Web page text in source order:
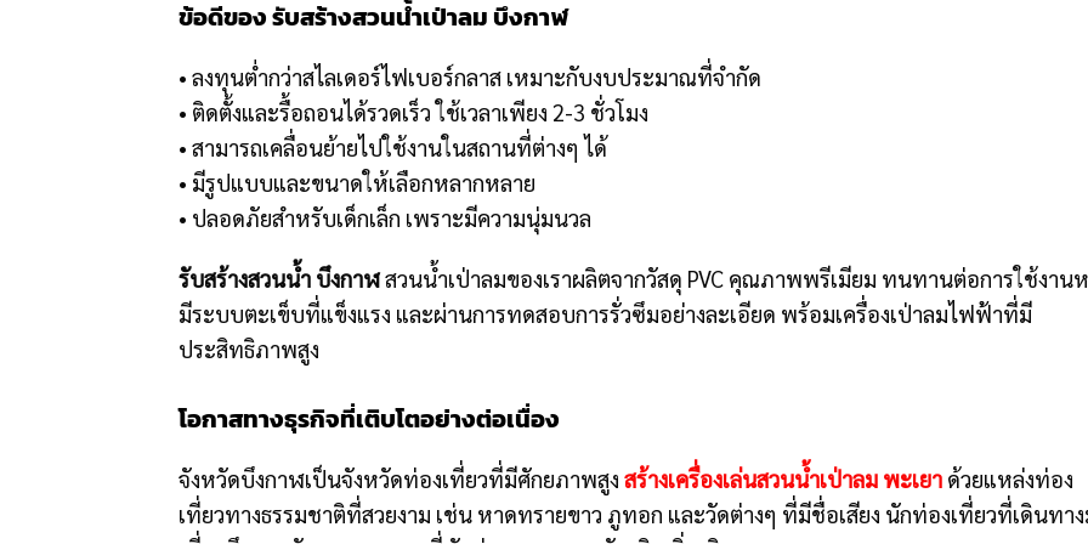
ข้อดีของ รับสร้างสวนน้ำเป่าลม บึงกาฬ
• ลงทุนต่ำกว่าสไลเดอร์ไฟเบอร์กลาส เหมาะกับงบประมาณที่จำกัด
• ติดตั้งและรื้อถอนได้รวดเร็ว ใช้เวลาเพียง 2-3 ชั่วโมง
• สามารถเคลื่อนย้ายไปใช้งานในสถานที่ต่างๆ ได้
• มีรูปแบบและขนาดให้เลือกหลากหลาย
• ปลอดภัยสำหรับเด็กเล็ก เพราะมีความนุ่มนวล
รับสร้างสวนน้ำ บึงกาฬสวนน้ำเป่าลมของเราผลิตจากวัสดุ PVC คุณภาพพรีเมียม ทนทานต่อการใช้งาน
มีระบบตะเข็บที่แข็งแรง และผ่านการทดสอบการรั่วซึมอย่างละเอียด พร้อมเครื่องเป่าลมไฟฟ้าที่มี
ประสิทธิภาพสูง
โอกาสทางธุรกิจที่เติบโตอย่างต่อเนื่อง
จังหวัดบึงกาฬเป็นจังหวัดท่องเที่ยวที่มีศักยภาพสูง สร้างเครื่องเล่นสวนน้ำเป่าลม พะเยา ด้วยแหล่งท่อง
เที่ยวทางธรรมชาติที่สวยงาม เช่น หาดทรายขาว ภูทอก และวัดต่างๆ ที่มีชื่อเสียง นักท่องเที่ยวที่เดินทา